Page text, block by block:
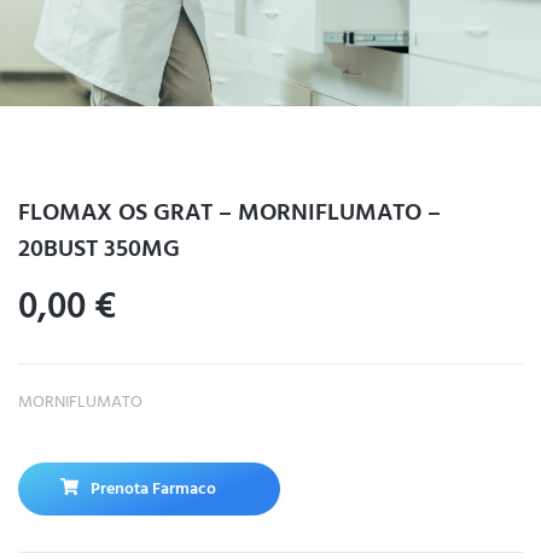
FLOMAX OS GRAT – MORNIFLUMATO –
20BUST 350MG
0,00€
MORNIFLUMATO
Prenota Farmaco